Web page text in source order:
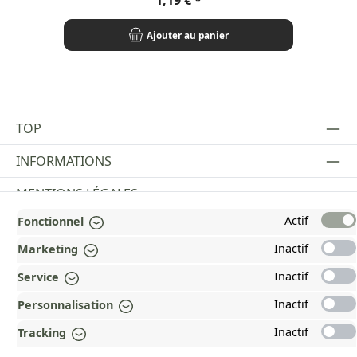
Ajouter au panier
TOP
INFORMATIONS
MENTIONS LÉGALES
PAYMENT AND SHIPPING METHODS
RÉCOMPENSÉ ET CERTIFIÉ !
OUR COMMUNITIES
Fonctionnel
Actif
Marketing
Inactif
Service
Inactif
Personnalisation
Inactif
Tracking
Inactif